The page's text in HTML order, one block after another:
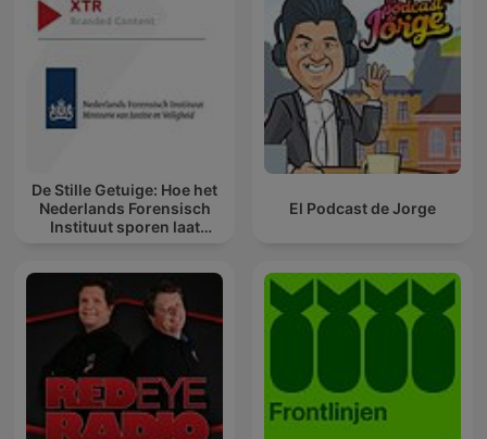
De Stille Getuige: Hoe het
Nederlands Forensisch
Instituut sporen laat
El Podcast de Jorge